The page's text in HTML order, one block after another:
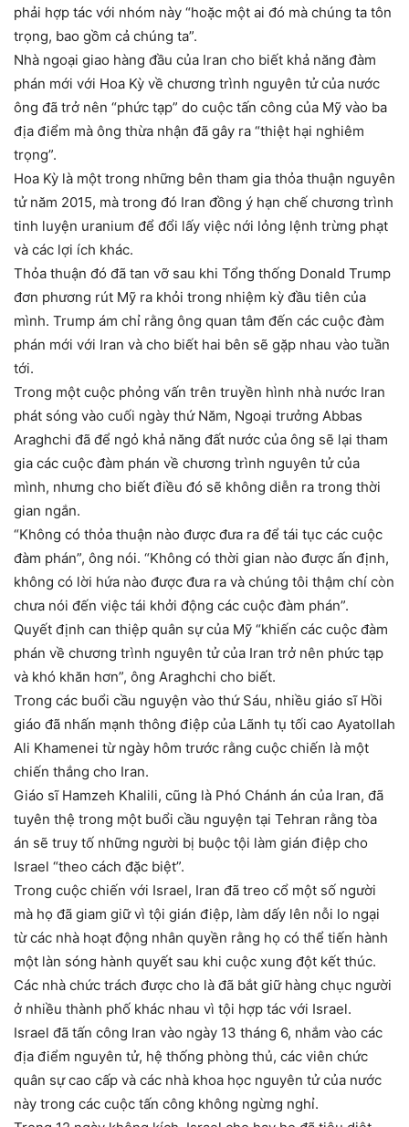
phải hợp tác với nhóm này “hoặc một ai đó mà chúng ta tôn
trọng, bao gồm cả chúng ta”.
Nhà ngoại giao hàng đầu của Iran cho biết khả năng đàm
phán mới với Hoa Kỳ về chương trình nguyên tử của nước
ông đã trở nên “phức tạp” do cuộc tấn công của Mỹ vào ba
địa điểm mà ông thừa nhận đã gây ra “thiệt hại nghiêm
trọng”.
Hoa Kỳ là một trong những bên tham gia thỏa thuận nguyên
tử năm 2015, mà trong đó Iran đồng ý hạn chế chương trình
tinh luyện uranium để đổi lấy việc nới lỏng lệnh trừng phạt
và các lợi ích khác.
Thỏa thuận đó đã tan vỡ sau khi Tổng thống Donald Trump
đơn phương rút Mỹ ra khỏi trong nhiệm kỳ đầu tiên của
mình. Trump ám chỉ rằng ông quan tâm đến các cuộc đàm
phán mới với Iran và cho biết hai bên sẽ gặp nhau vào tuần
tới.
Trong một cuộc phỏng vấn trên truyền hình nhà nước Iran
phát sóng vào cuối ngày thứ Năm, Ngoại trưởng Abbas
Araghchi đã để ngỏ khả năng đất nước của ông sẽ lại tham
gia các cuộc đàm phán về chương trình nguyên tử của
mình, nhưng cho biết điều đó sẽ không diễn ra trong thời
gian ngắn.
“Không có thỏa thuận nào được đưa ra để tái tục các cuộc
đàm phán”, ông nói. “Không có thời gian nào được ấn định,
không có lời hứa nào được đưa ra và chúng tôi thậm chí còn
chưa nói đến việc tái khởi động các cuộc đàm phán”.
Quyết định can thiệp quân sự của Mỹ “khiến các cuộc đàm
phán về chương trình nguyên tử của Iran trở nên phức tạp
và khó khăn hơn”, ông Araghchi cho biết.
Trong các buổi cầu nguyện vào thứ Sáu, nhiều giáo sĩ Hồi
giáo đã nhấn mạnh thông điệp của Lãnh tụ tối cao Ayatollah
Ali Khamenei từ ngày hôm trước rằng cuộc chiến là một
chiến thắng cho Iran.
Giáo sĩ Hamzeh Khalili, cũng là Phó Chánh án của Iran, đã
tuyên thệ trong một buổi cầu nguyện tại Tehran rằng tòa
án sẽ truy tố những người bị buộc tội làm gián điệp cho
Israel “theo cách đặc biệt”.
Trong cuộc chiến với Israel, Iran đã treo cổ một số người
mà họ đã giam giữ vì tội gián điệp, làm dấy lên nỗi lo ngại
từ các nhà hoạt động nhân quyền rằng họ có thể tiến hành
một làn sóng hành quyết sau khi cuộc xung đột kết thúc.
Các nhà chức trách được cho là đã bắt giữ hàng chục người
ở nhiều thành phố khác nhau vì tội hợp tác với Israel.
Israel đã tấn công Iran vào ngày 13 tháng 6, nhắm vào các
địa điểm nguyên tử, hệ thống phòng thủ, các viên chức
quân sự cao cấp và các nhà khoa học nguyên tử của nước
này trong các cuộc tấn công không ngừng nghỉ.